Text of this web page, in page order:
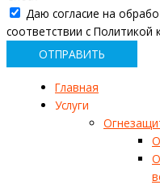
Даю согласие на
соответствии с Политикой
ОТПРАВИТЬ
Главная
Услуги